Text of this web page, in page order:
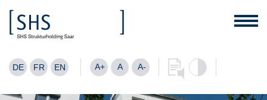
DE FR EN A+ A A-